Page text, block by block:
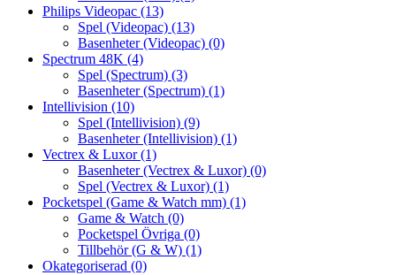
Philips Videopac (13)
Spel (Videopac) (13)
Basenheter (Videopac) (0)
Spectrum 48K (4)
Spel (Spectrum) (3)
Basenheter (Spectrum) (1)
Intellivision (10)
Spel (Intellivision) (9)
Basenheter (Intellivision) (1)
Vectrex & Luxor(1)
Basenheter (Vectrex & Luxor) (0)
Spel (Vectrex & Luxor) (1)
Pocketspel (Game & Watch mm) (1)
Game & Watch (0)
Pocketspel Övriga (0)
Tillbehör (G & W) (1)
Okategoriserad (0)